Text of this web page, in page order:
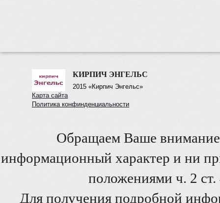
КИРПИЧ ЭНГЕЛЬС
2015 «Кирпич Энгельс»
Карта сайта
Политика конфинденциальности
Обращаем Ваше внимание
информационный характер и ни
положениями ч. 2
Для получения подробной